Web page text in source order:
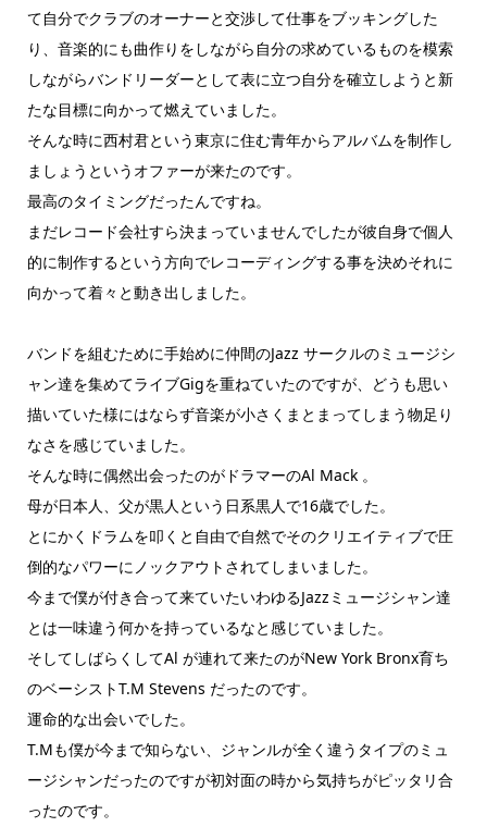
て自分でクラブのオーナーと交渉して仕事をブッキングした
り、音楽的にも曲作りをしながら自分の求めているものを模索
しながらバンドリーダーとして表に立つ自分を確立しようと新
たな目標に向かって燃えていました。
そんな時に西村君という東京に住む青年からアルバムを制作し
ましょうというオファーが来たのです。
最高のタイミングだったんですね。
まだレコード会社すら決まっていませんでしたが彼自身で個人
的に制作するという方向でレコーディングする事を決めそれに
向かって着々と動き出しました。
バンドを組むために手始めに仲間のJazz サークルのミュージシ
ャン達を集めてライブGigを重ねていたのですが、どうも思い
描いていた様にはならず音楽が小さくまとまってしまう物足り
なさを感じていました。
そんな時に偶然出会ったのがドラマーのAl Mack 。
母が日本人、父が黒人という日系黒人で16歳でした。
とにかくドラムを叩くと自由で自然でそのクリエイティブで圧
倒的なパワーにノックアウトされてしまいました。
今まで僕が付き合って来ていたいわゆるJazzミュージシャン達
とは一味違う何かを持っているなと感じていました。
そしてしばらくしてAl が連れて来たのがNew York Bronx育ち
のベーシストT.M Stevens だったのです。
運命的な出会いでした。
T.Mも僕が今まで知らない、ジャンルが全く違うタイプのミュ
ージシャンだったのですが初対面の時から気持ちがピッタリ合
ったのです。